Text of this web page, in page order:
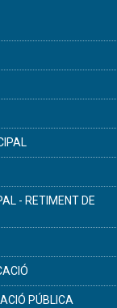
- RETIMENT DE
PÚBLICA